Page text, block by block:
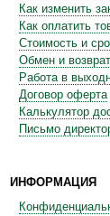
Как изменить
Как оплатить
Стоимость и
Обмен и возврат
Работа в
Договор оферта
Калькулятор
Письмо
ИНФОРМАЦИЯ